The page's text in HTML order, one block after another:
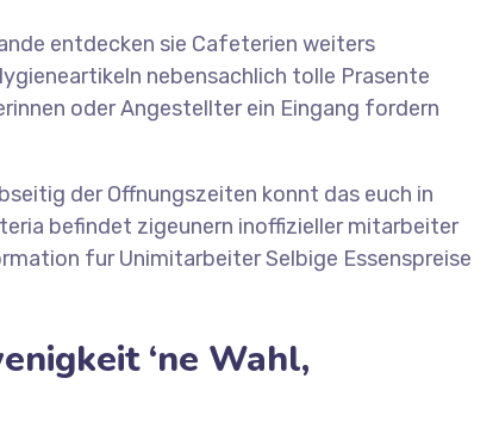
entdecken sie Cafeterien weiters
nebensachlich tolle Prasente
oder Angestellter ein Eingang fordern
der Offnungszeiten konnt das euch in
befindet zigeunern inoffizieller mitarbeiter
fur Unimitarbeiter Selbige Essenspreise
‘ne Wahl,